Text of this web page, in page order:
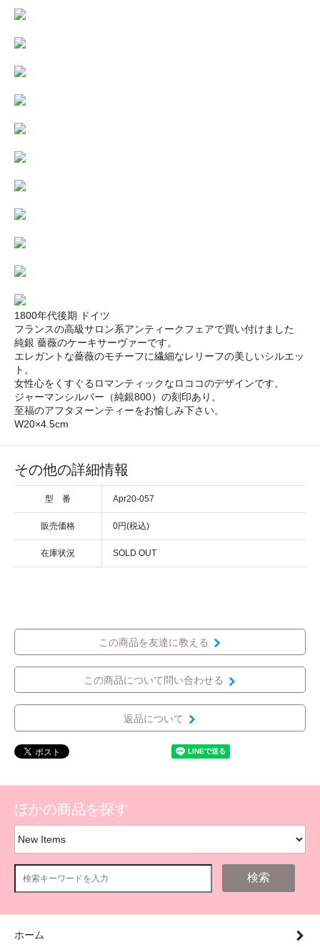
1800年代後期 ドイツ
フランスの高級サロン系アンティークフェアで買い付けました
純銀 薔薇のケーキサーヴァーです。
エレガントな薔薇のモチーフに繊細なレリーフの美しいシルエッ
ト。
女性心をくすぐるロマンティックなロココのデザインです。
ジャーマンシルバー（純銀800）の刻印あり。
至福のアフタヌーンティーをお愉しみ下さい。
W20×4.5cm
その他の詳細情報
型 番 Apr20-057
販売価格 0円(税込)
在庫状況 SOLD OUT
この商品を友達に教える
この商品について問い合わせる
返品について
ほかの商品を探す
検索
ホーム